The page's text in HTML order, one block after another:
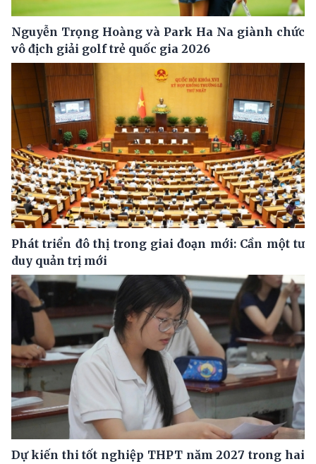
Nguyễn Trọng Hoàng và Park Ha Na giành chức
vô địch giải golf trẻ quốc gia 2026
Phát triển đô thị trong giai đoạn mới: Cần một tư
duy quản trị mới
Dự kiến thi tốt nghiệp THPT năm 2027 trong hai